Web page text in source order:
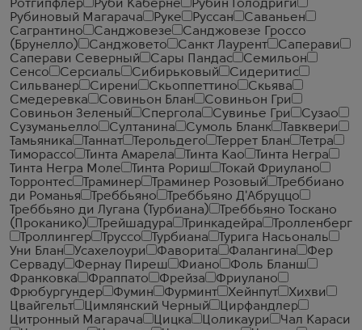
Ротгипфлер
Руби Каберне
Рубин Голодриги
Рубиновый Магарача
Руке Руссан
Саваньен
Сагрантино
Санджовезе
Санджовезе Гроссо
(Брунелло)
Санджовето Санкт Лаурент
Саперави
Саперави Северный
Сары Пандас
Семильон
Сенсо
Серсиаль Сибирьковый
Сидеритис
Сильванер
Сирени Скьоппеттино
Скьява
Смедеревка
Совиньон Блан
Совиньон Гри
Совиньон Зеленый
Спергола Сувинье Гри
Сузао
Сузуманьелло
Султанина Сумоль Бланк
Тавквери
Тамьяника
Таннат Терольдего Террет Блан
Тетра
Тиморассо
Тинта Амарела Тинта Као
Тинта Негра
Тинта Негра Моле
Тинта Рориш
Токай Фриулано
Торронтес
Траминер Траминер Розовый
Треббиано
ди Романья
Треббьяно
Треббьяно Д'Абруццо
Треббьяно ди Лугана (Турбиана)
Треббьяно Тоскано
(Проканико)
Трейшадура Тринкадейра
Тролленберг
Троллингер
Труссо Турбиана
Турига Насьональ
Уни Блан
Усахелоури Фаворита Фалангина
Фер
Серваду
Фернау Пиреш Фиано
Фоль Бланш
Франковка
Фраппато Фрейза
Фриулано
Фрюбургундер
Фумин Фурминт Хейнпут
Хихви
Цвайгельт
Цимлянский Черный
Цирфандлер
Цитронный Магарача
Цицка Цоликаури
Чал Караси